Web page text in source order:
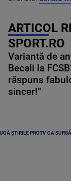
ARTICOL
SPORT.RO
Variantă de
Becali la
răspuns
sincer!”
ȘTIRILE PROTV CA